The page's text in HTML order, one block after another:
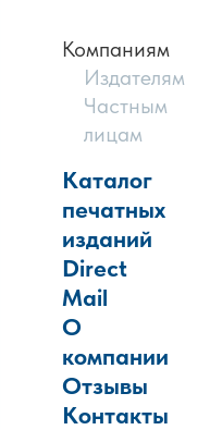
Компаниям
Издателям
Частным
лицам
Каталог
печатных
изданий
Direct
Mail
О
компании
Отзывы
Контакты